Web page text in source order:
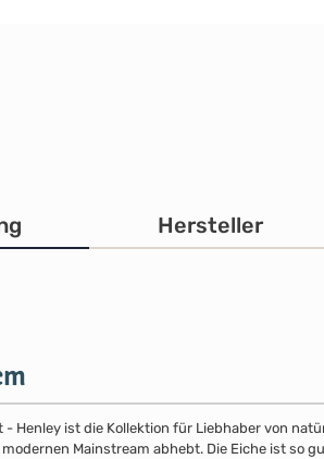
Hersteller
Henley ist die Kollektion für Liebhaber von
Mainstream abhebt. Die Eiche ist